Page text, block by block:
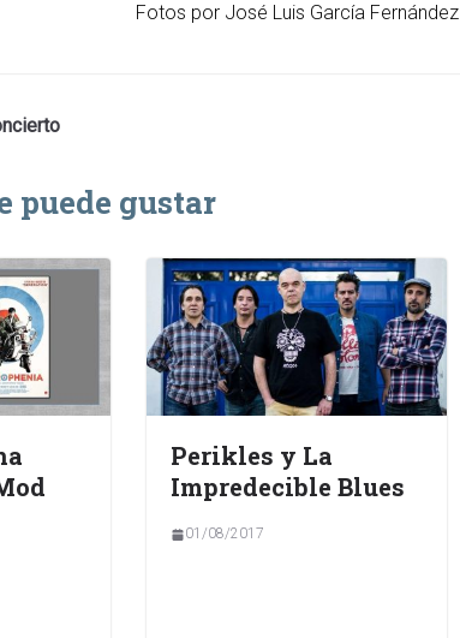
Fotos por José Luis García Fernández
puede gustar
Perikles y La
Impredecible Blues
01/08/2017